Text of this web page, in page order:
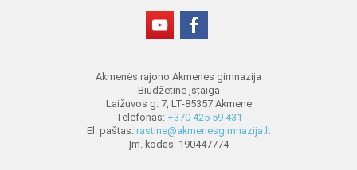
Akmenės rajono Akmenės gimnazija
Biudžetinė įstaiga
Laižuvos g. 7, LT-85357 Akmenė
Telefonas: +370 425 59 431
El. paštas: rastine@akmenesgimnazija.lt
Įm. kodas: 190447774